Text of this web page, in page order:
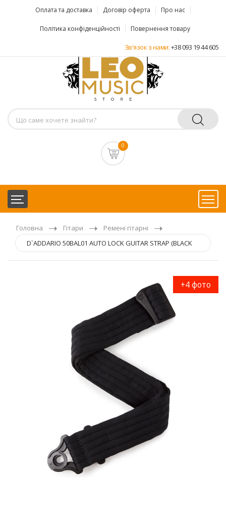
Оплата та доставка Договір оферта Про нас
Політика конфіденційності Повернення товару
Зв'язок з нами:+38 093 19 44 605
0
Головна Гітари
Ремені гітарні
D`ADDARIO 50BAL01 AUTO LOCK GUITAR STRAP (BLACK
PADDED STRIPES)
+4 фото